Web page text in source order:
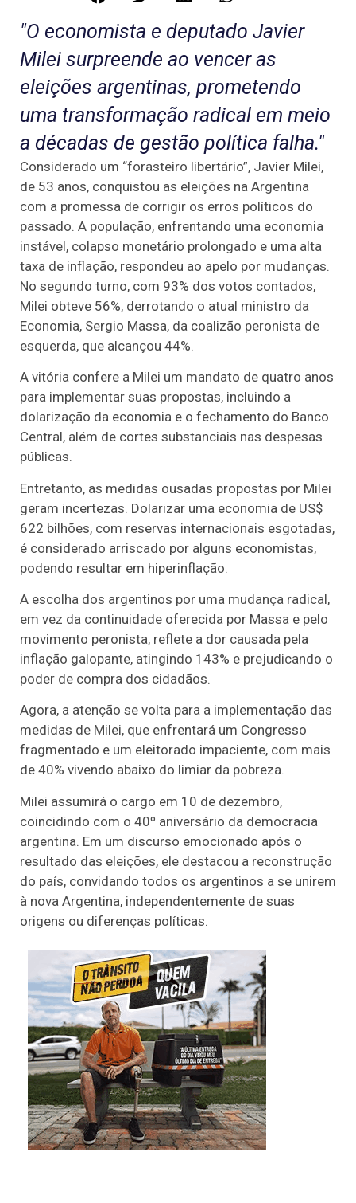
"O economista e deputado Javier
Milei surpreende ao vencer as
eleições argentinas, prometendo
uma transformação radical em meio
a décadas de gestão política falha."
Considerado um “forasteiro libertário”, Javier Milei,
de 53 anos, conquistou as eleições na Argentina
com a promessa de corrigir os erros políticos do
passado. A população, enfrentando uma economia
instável, colapso monetário prolongado e uma alta
taxa de inflação, respondeu ao apelo por mudanças.
No segundo turno, com 93% dos votos contados,
Milei obteve 56%, derrotando o atual ministro da
Economia, Sergio Massa, da coalizão peronista de
esquerda, que alcançou 44%.
A vitória confere a Milei um mandato de quatro anos
para implementar suas propostas, incluindo a
dolarização da economia e o fechamento do Banco
Central, além de cortes substanciais nas despesas
públicas.
Entretanto, as medidas ousadas propostas por Milei
geram incertezas. Dolarizar uma economia de US$
622 bilhões, com reservas internacionais esgotadas,
é considerado arriscado por alguns economistas,
podendo resultar em hiperinflação.
A escolha dos argentinos por uma mudança radical,
em vez da continuidade oferecida por Massa e pelo
movimento peronista, reflete a dor causada pela
inflação galopante, atingindo 143% e prejudicando o
poder de compra dos cidadãos.
Agora, a atenção se volta para a implementação das
medidas de Milei, que enfrentará um Congresso
fragmentado e um eleitorado impaciente, com mais
de 40% vivendo abaixo do limiar da pobreza.
Milei assumirá o cargo em 10 de dezembro,
coincidindo com o 40º aniversário da democracia
argentina. Em um discurso emocionado após o
resultado das eleições, ele destacou a reconstrução
do país, convidando todos os argentinos a se unirem
à nova Argentina, independentemente de suas
origens ou diferenças políticas.